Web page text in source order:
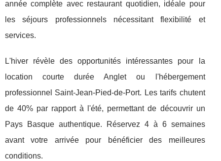
année complète avec restaurant quotidien, idéale pour
les séjours professionnels nécessitant flexibilité et
services.
L'hiver révèle des opportunités intéressantes pour la
location courte durée Anglet ou l'hébergement
professionnel Saint-Jean-Pied-de-Port. Les tarifs chutent
de 40% par rapport à l'été, permettant de découvrir un
Pays Basque authentique. Réservez 4 à 6 semaines
avant votre arrivée pour bénéficier des meilleures
conditions.